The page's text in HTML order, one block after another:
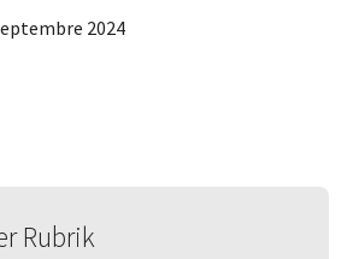
2024
Rubrik